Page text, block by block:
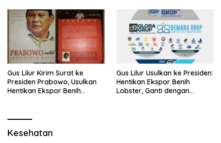
Gus Lilur Kirim Surat ke
Presiden Prabowo, Usulkan
Hentikan Ekspor Benih
Gus Lilur Usulkan ke Presiden:
Hentikan Ekspor Benih
Lobster, Ganti dengan
Kesehatan